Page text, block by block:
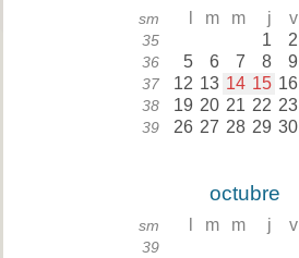
sm m m j v
35 1 2
36 5 6 7 8 9
37 12 13 14 15 16
38 19 20 21 22 23
39 26 27 28 29 30
octubre
sm m m j v
39